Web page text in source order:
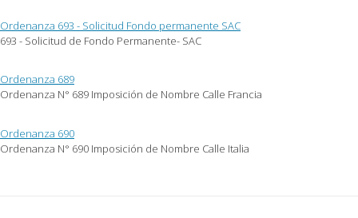
ventana
nueva)
Ordenanza 693 - Solicitud Fondo permanente SAC
693 - Solicitud de Fondo Permanente- SAC
Ordenanza 689
Ordenanza N° 689 Imposición de Nombre Calle Francia
Ordenanza 690
Ordenanza N° 690 Imposición de Nombre Calle Italia